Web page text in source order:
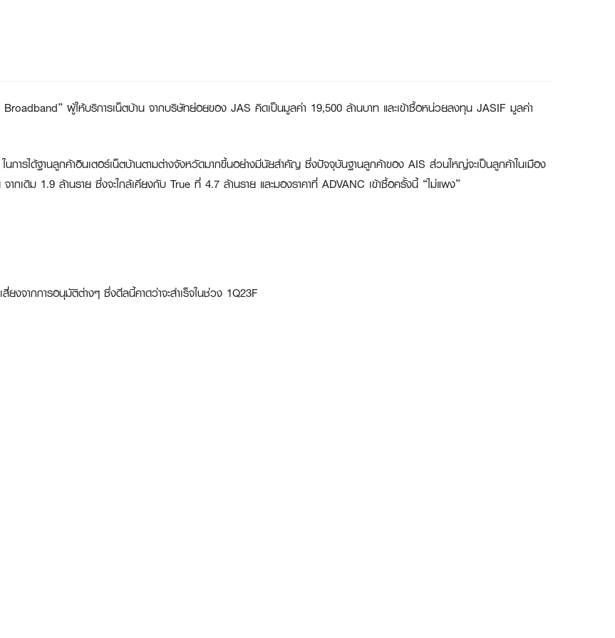
ผู้ให้บริการเน็ตบ้าน จากบริษัทย่อยของ JAS คิดเป็นมูลค่า 19,500 ล้านบาท และเข้าซื้อหน่วยลงทุน JASIF มูลค่า
การได้ฐานลูกค้าอินเตอร์เน็ตบ้านตามต่างจังหวัดมากขึ้นอย่างมีนัยสำคัญ ซึ่งปัจจุบันฐานลูกค้าของ AIS ส่วนใหญ่จะเป็นลูกค้าในเมือง
กเดิม 1.9 ล้านราย ซึ่งจะใกล้เคียงกับ True ที่ 4.7 ล้านราย และมองราคาที่ ADVANC เข้าซื้อครั้งนี้ “ไม่แพง”
งจากการอนุมัติต่างๆ ซึ่งดีลนี้คาดว่าจะสำเร็จในช่วง 1Q23F